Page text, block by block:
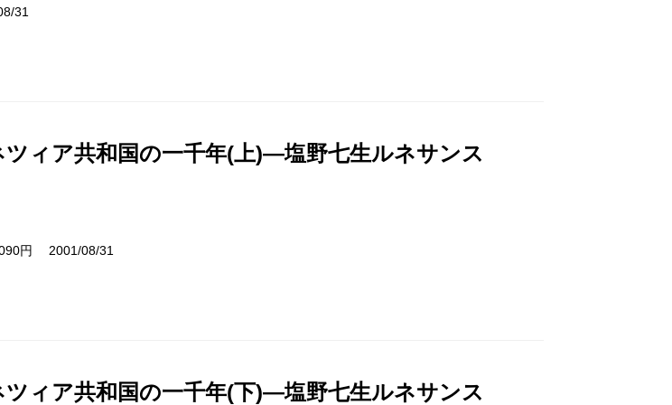
31
ィア共和国の一千年(上)―塩野七生ルネサンス
円 2001/08/31
ィア共和国の一千年(下)―塩野七生ルネサンス